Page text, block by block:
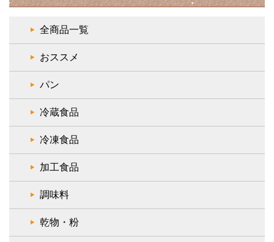
全商品一覧
おススメ
パン
冷蔵食品
冷凍食品
加工食品
調味料
乾物・粉